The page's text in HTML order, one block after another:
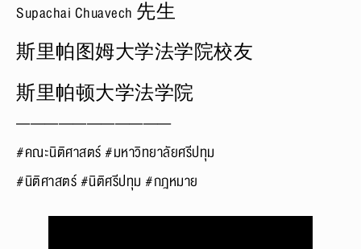
Supachai Chuavech 先生
斯里帕图姆大学法学院校友
斯里帕顿大学法学院
———————————
#คณะนิติศาสตร์ #มหาวิทยาลัยศรีปทุม
#นิติศาสตร์ #นิติศรีปทุม #กฎหมาย